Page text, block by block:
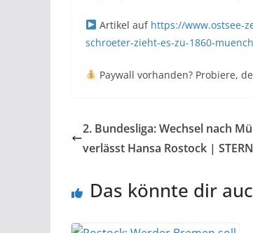
Artikel auf https://www.ostsee-
schroeter-zieht-es-zu-1860-
Paywall vorhanden? Probiere,
2. Bundesliga: Wechsel nach
verlässt Hansa Rostock |
Das könnte dir